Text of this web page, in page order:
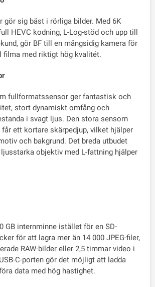
gör sig bäst i rörliga bilder. Med 6K
HEVC kodning, L-Log-stöd och upp till
gör BF till en mångsidig kamera för
filma med riktigt hög kvalitét.
fullformatssensor ger fantastisk och
stort dynamiskt omfång och
i svagt ljus. Den stora sensorn
ett kortare skärpedjup, vilket hjälper
och bakgrund. Det breda utbudet
objektiv med L-fattning hjälper
GB internminne istället för en SD-
för att lagra mer än 14 000 JPEG-filer,
RAW-bilder eller 2,5 timmar video i
C-porten gör det möjligt att ladda
data med hög hastighet.